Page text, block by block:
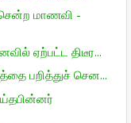
மாணவி -
ஏற்பட்ட திடீர...
பறித்துச் சென...